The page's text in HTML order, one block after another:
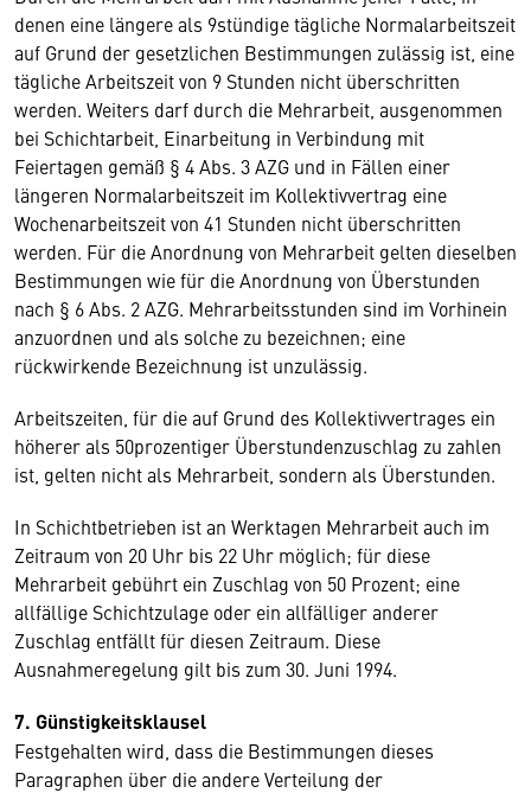
denen eine längere als 9stündige tägliche Normalarbeitszeit
auf Grund der gesetzlichen Bestimmungen zulässig ist, eine
tägliche Arbeitszeit von 9 Stunden nicht überschritten
werden. Weiters darf durch die Mehrarbeit, ausgenommen
bei Schichtarbeit, Einarbeitung in Verbindung mit
Feiertagen gemäß § 4 Abs. 3 AZG und in Fällen einer
längeren Normalarbeitszeit im Kollektivvertrag eine
Wochenarbeitszeit von 41 Stunden nicht überschritten
werden. Für die Anordnung von Mehrarbeit gelten dieselben
Bestimmungen wie für die Anordnung von Überstunden
nach § 6 Abs. 2 AZG. Mehrarbeitsstunden sind im Vorhinein
anzuordnen und als solche zu bezeichnen; eine
rückwirkende Bezeichnung ist unzulässig.
Arbeitszeiten, für die auf Grund des Kollektivvertrages ein
höherer als 50prozentiger Überstundenzuschlag zu zahlen
ist, gelten nicht als Mehrarbeit, sondern als Überstunden.
In Schichtbetrieben ist an Werktagen Mehrarbeit auch im
Zeitraum von 20 Uhr bis 22 Uhr möglich; für diese
Mehrarbeit gebührt ein Zuschlag von 50 Prozent; eine
allfällige Schichtzulage oder ein allfälliger anderer
Zuschlag entfällt für diesen Zeitraum. Diese
Ausnahmeregelung gilt bis zum 30. Juni 1994.
7. Günstigkeitsklausel
Festgehalten wird, dass die Bestimmungen dieses
Paragraphen über die andere Verteilung der